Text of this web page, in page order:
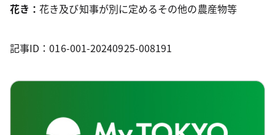
花き：花き及び知事が別に定めるその他の農産物等
記事ID：016-001-20240925-008191